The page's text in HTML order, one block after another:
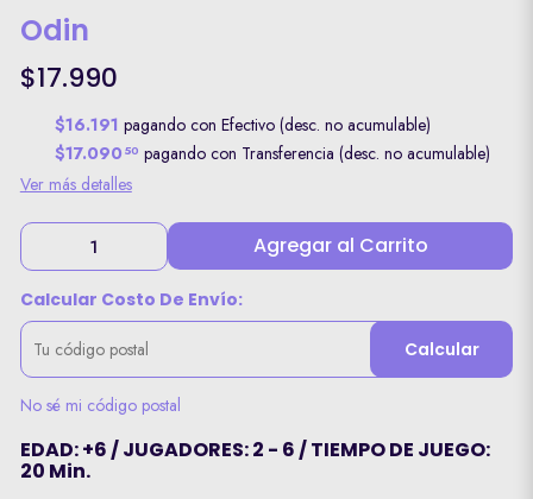
Odin
$17.990
$16.191 pagando con Efectivo (desc. no acumulable)
$17.090 50 pagando con Transferencia (desc. no acumulable)
Ver más detalles
Agregar al Carrito
Calcular Costo De Envío:
Calcular
No sé mi código postal
EDAD: +6 / JUGADORES: 2 - 6 / TIEMPO DE JUEGO:
20 Min.